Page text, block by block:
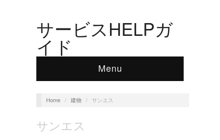
サービスHELPガ
イド
Menu
Home / 建物 / サンエス
サンエス